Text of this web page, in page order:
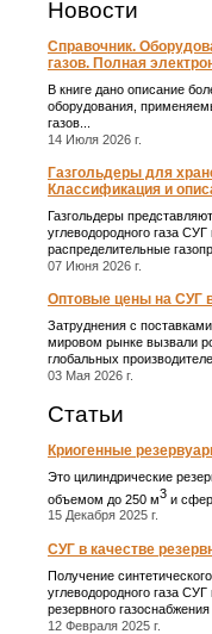
Новости
Справочник.
газов. Полная
В книге дано описание
оборудования,
газов...
14 Июля 2026 г.
Газгольдеры для
Классификация и
Газгольдеры
углеводородного газа
распределительные
07 Июня 2026 г.
Оптовые цены на СУГ
Затруднения с
мировом рынке вызвали
глобальных
03 Мая 2026 г.
Статьи
Криогенные
Это цилиндрические
объемом до 250 м3 и
15 Декабря 2025 г.
СУГ в качестве
Получение
углеводородного газа
резервного
12 Февраля 2025 г.